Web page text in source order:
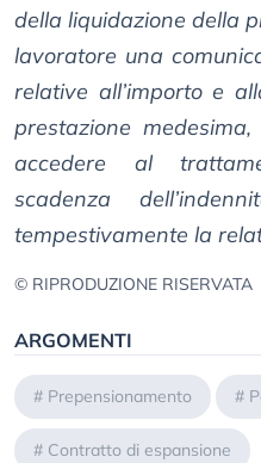
della liquidazione della
lavoratore una
relative all’importo e
prestazione
accedere al
scadenza
tempestivamente la
© RIPRODUZIONE RISERVATA
ARGOMENTI
# Prepensionamento #
# Contratto di espansione